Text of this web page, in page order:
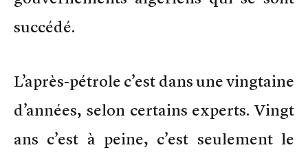
succédé.
L’après-pétrole c’est dans une vingtaine
d’années, selon certains experts. Vingt
ans c’est à peine, c’est seulement le